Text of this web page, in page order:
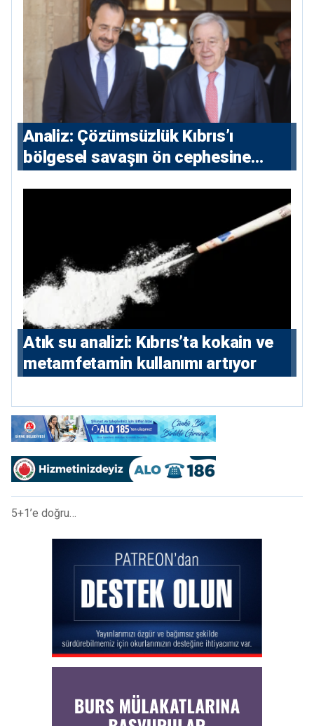
Analiz: Çözümsüzlük Kıbrıs’ı
bölgesel savaşın ön cephesine
Atık su analizi: Kıbrıs’ta kokain ve
metamfetamin kullanımı artıyor
5+1’e doğru…